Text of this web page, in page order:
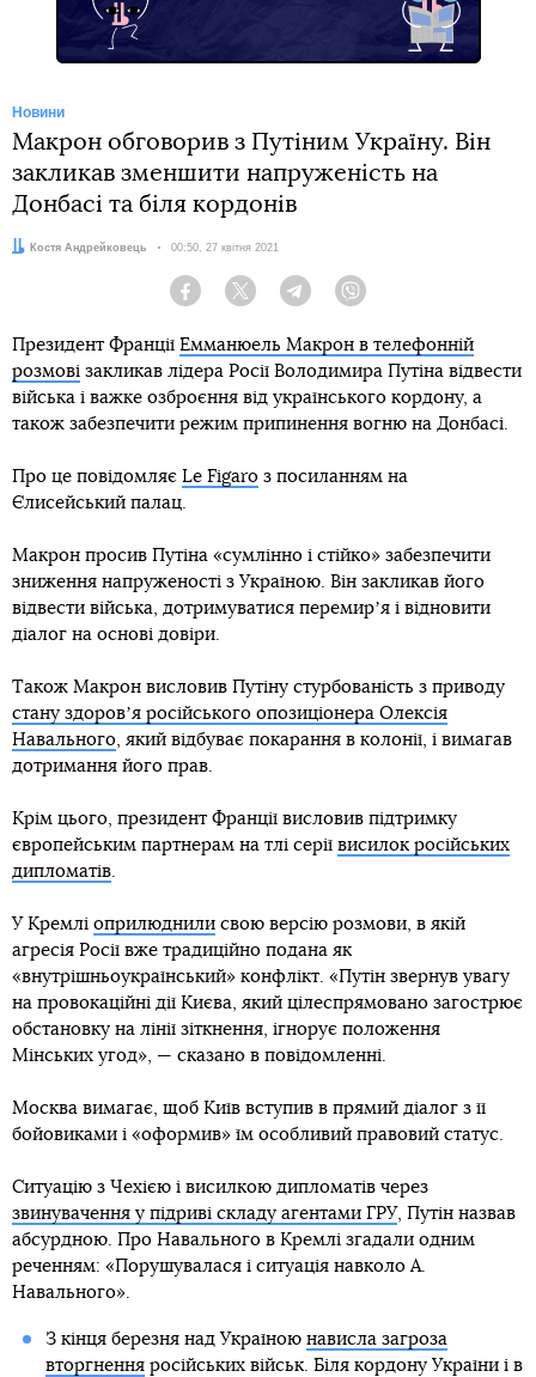
Новини
Макрон обговорив з Путіним Україну. Він
закликав зменшити напруженість на
Донбасі та біля кордонів
Автор:Костя Андрейковець Дата:
00:50, 27 квітня 2021
Facebook Twitter Telegram
Президент Франції Емманюель Макрон в телефонній
розмові закликав лідера Росії Володимира Путіна відвести
війська і важке озброєння від українського кордону, а
також забезпечити режим припинення вогню на Донбасі.
Про це повідомляє Le Figaro з посиланням на
Єлисейський палац.
Макрон просив Путіна «сумлінно і стійко» забезпечити
зниження напруженості з Україною. Він закликав його
відвести війська, дотримуватися перемирʼя і відновити
діалог на основі довіри.
Також Макрон висловив Путіну стурбованість з приводу
стану здоровʼя російського опозиціонера Олексія
Навального, який відбуває покарання в колонії, і вимагав
дотримання його прав.
Крім цього, президент Франції висловив підтримку
європейським партнерам на тлі серії висилок російських
дипломатів.
У Кремлі оприлюднили свою версію розмови, в якій
агресія Росії вже традиційно подана як
«внутрішньоукраїнський» конфлікт. «Путін звернув увагу
на провокаційні дії Києва, який цілеспрямовано загострює
обстановку на лінії зіткнення, ігнорує положення
Мінських угод», — сказано в повідомленні.
Москва вимагає, щоб Київ вступив в прямий діалог з її
бойовиками і «оформив» їм особливий правовий статус.
Ситуацію з Чехією і висилкою дипломатів через
звинувачення у підриві складу агентами ГРУ, Путін назвав
абсурдною. Про Навального в Кремлі згадали одним
реченням: «Порушувалася і ситуація навколо А.
Навального».
З кінця березня над Україною нависла загроза
вторгненняросійських військ. Біля кордону України і в